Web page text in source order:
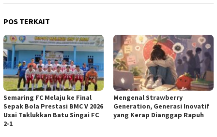
POS TERKAIT
Semaring FC Melaju ke Final
Sepak Bola Prestasi BMC V 2026
Usai Taklukkan Batu Singai FC
2-1
Mengenal Strawberry
Generation, Generasi Inovatif
yang Kerap Dianggap Rapuh